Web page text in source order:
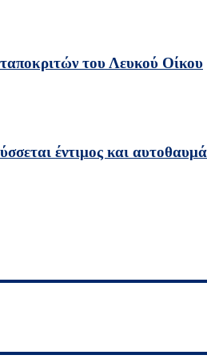
του Λευκού Οίκου
έντιμος και